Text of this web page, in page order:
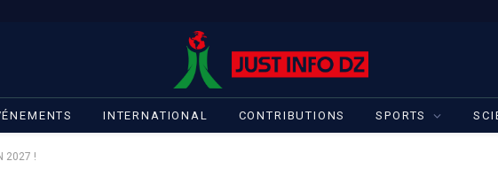
INTERNATIONAL CONTRIBUTIONS SPORTS
2027 !